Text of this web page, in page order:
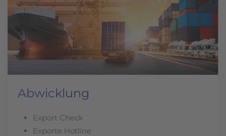
Abwicklung
Export Check
Exporte Hotline